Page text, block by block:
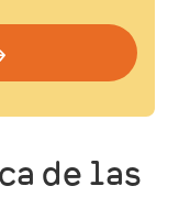
de las